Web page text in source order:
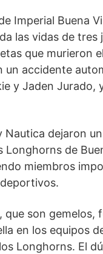
Imperial Buena
las vidas de tres
que murieron
un accidente
y Jaden Jurado,
Nautica dejaron
Longhorns de
miembros
que son gemelos,
en los equipos
Longhorns. El